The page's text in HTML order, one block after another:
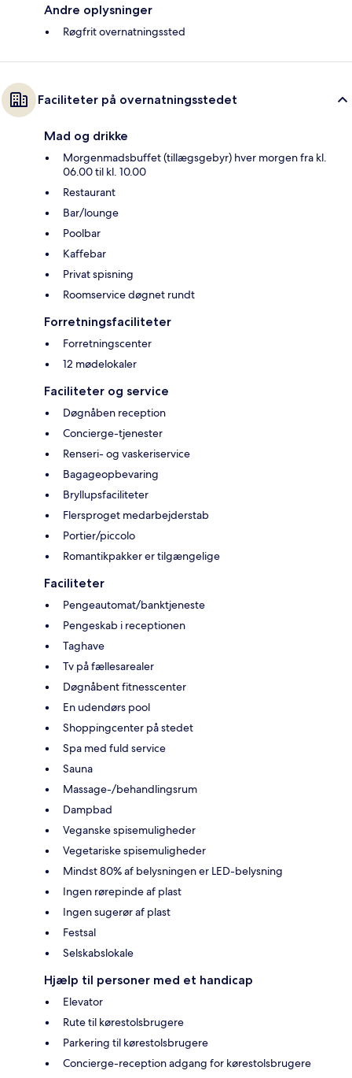
Andre oplysninger
Røgfrit overnatningssted
Faciliteter på overnatningsstedet
Mad og drikke
Morgenmadsbuffet (tillægsgebyr) hver morgen fra kl.
06.00 til kl. 10.00
Restaurant
Bar/lounge
Poolbar
Kaffebar
Privat spisning
Roomservice døgnet rundt
Forretningsfaciliteter
Forretningscenter
12 mødelokaler
Faciliteter og service
Døgnåben reception
Concierge-tjenester
Renseri- og vaskeriservice
Bagageopbevaring
Bryllupsfaciliteter
Flersproget medarbejderstab
Portier/piccolo
Romantikpakker er tilgængelige
Faciliteter
Pengeautomat/banktjeneste
Pengeskab i receptionen
Taghave
Tv på fællesarealer
Døgnåbent fitnesscenter
En udendørs pool
Shoppingcenter på stedet
Spa med fuld service
Sauna
Massage-/behandlingsrum
Dampbad
Veganske spisemuligheder
Vegetariske spisemuligheder
Mindst 80% af belysningen er LED-belysning
Ingen rørepinde af plast
Ingen sugerør af plast
Festsal
Selskabslokale
Hjælp til personer med et handicap
Elevator
Rute til kørestolsbrugere
Parkering til kørestolsbrugere
Concierge-reception adgang for kørestolsbrugere